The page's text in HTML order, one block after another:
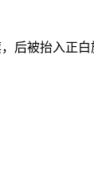
后被抬入正